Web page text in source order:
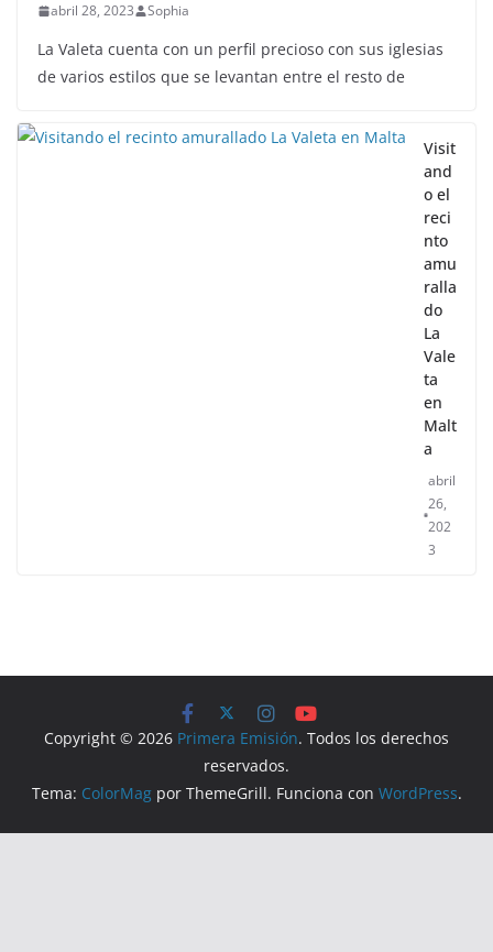
abril 28, 2023 Sophia
La Valeta cuenta con un perfil precioso con sus iglesias
de varios estilos que se levantan entre el resto de
Visit
and
o el
reci
nto
amu
ralla
do
La
Vale
ta
en
Malt
a
abril
26,
202
3
Copyright © 2026 Primera Emisión. Todos los derechos
reservados.
Tema: ColorMagpor ThemeGrill. Funciona con WordPress.